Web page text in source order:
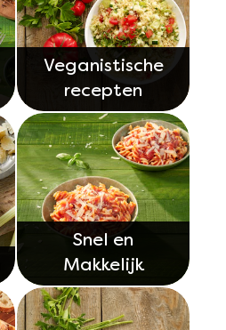
Veganistische
recepten
Snel en
Makkelijk